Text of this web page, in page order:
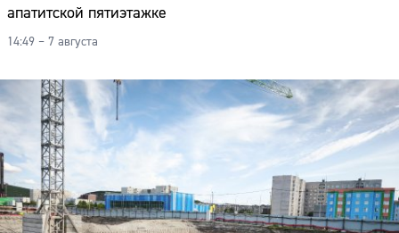
апатитской пятиэтажке
14:49 – 7 августа